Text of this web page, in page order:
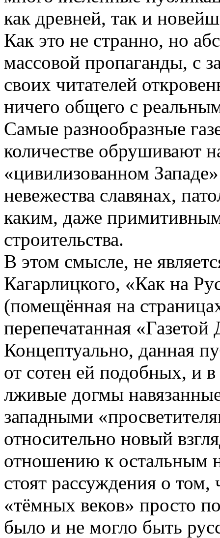
как древней, так и
Как это не странно, но
массовой пропаганды, с
своих читателей
ничего общего с
Самые разнообразные
количестве обрушивают
«цивилизованном
невежества славянах,
каким, даже
строительства.
В этом смысле, не
Кагарлицкого, «Как на
(помещённая на
перепечатанная
Концептуально, данная
от сотен ей подобных, и
лживые догмы
западными
относительно новый
отношению к остальным
стоят рассуждения о том,
«тёмных веков» просто
было и не могло быть